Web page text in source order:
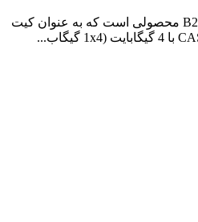
رم سرور HPE مدل 647907-B21 محصولی است که به عنوان کیت